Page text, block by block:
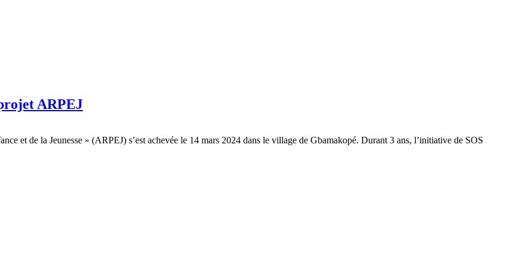
ARPEJ
et de la Jeunesse » (ARPEJ) s’est achevée le 14 mars 2024 dans le village de Gbamakopé. Durant 3 ans, l’initiative de SOS